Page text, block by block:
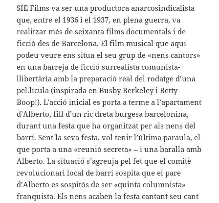
SIE Films va ser una productora anarcosindicalista
que, entre el 1936 i el 1937, en plena guerra, va
realitzar més de seixanta films documentals i de
ficció des de Barcelona. El film musical que aquí
podeu veure ens situa el seu grup de «nens cantors»
en una barreja de ficció surrealista comunista-
llibertària amb la preparació real del rodatge d’una
pel.lícula (inspirada en Busby Berkeley i Betty
Boop!). L’acció inicial es porta a terme a l’apartament
d’Alberto, fill d’un ric dreta burgesa barcelonina,
durant una festa que ha organitzat per als nens del
barri. Sent la seva festa, vol tenir l’última paraula, el
que porta a una «reunió secreta» – i una baralla amb
Alberto. La situació s’agreuja pel fet que el comitè
revolucionari local de barri sospita que el pare
d’Alberto es sospitós de ser «quinta columnista»
franquista. Els nens acaben la festa cantant seu cant